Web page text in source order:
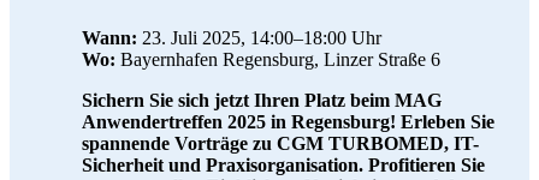
Wann: 23. Juli 2025, 14:00–18:00 Uhr
Wo: Bayernhafen Regensburg, Linzer Straße 6
Sichern Sie sich jetzt Ihren Platz beim MAG
Anwendertreffen 2025 in Regensburg! Erleben Sie
spannende Vorträge zu CGM TURBOMED, IT-
Sicherheit und Praxisorganisation. Profitieren Sie